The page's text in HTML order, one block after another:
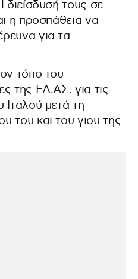
διείσδυσή τους σε
η προσπάθεια να
για τα
τόπο του
της ΕΛ.ΑΣ. για τις
Ιταλού μετά τη
του και του γιου της